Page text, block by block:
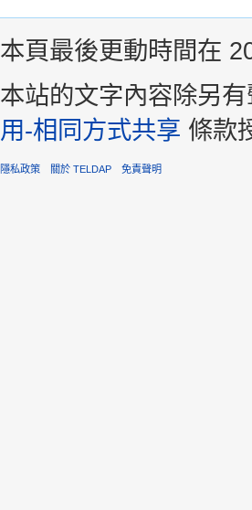
本頁最後更動時間在
本站的文字內容除另
用-相同方式共享 條款
隱私政策 關於 TELDAP 免責聲明